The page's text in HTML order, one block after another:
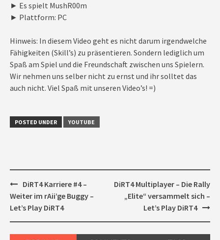
► Es spielt MushR00m
► Plattform: PC
Hinweis: In diesem Video geht es nicht darum irgendwelche
Fähigkeiten (Skill’s) zu präsentieren. Sondern lediglich um
Spaß am Spiel und die Freundschaft zwischen uns Spielern.
Wir nehmen uns selber nicht zu ernst und ihr solltet das
auch nicht. Viel Spaß mit unseren Video’s! =)
POSTED UNDER YOUTUBE
Post
navigation
DiRT4 Karriere #4 –
Weiter im rAii’ge Buggy –
Let’s Play DiRT4
DiRT4 Multiplayer – Die Rally
„Elite“ versammelt sich –
Let’s Play DiRT4